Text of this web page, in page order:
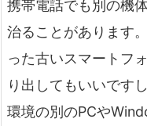
携帯電話でも別の機
治ることがあります
った古いスマートフ
り出してもいいです
環境の別のPCや